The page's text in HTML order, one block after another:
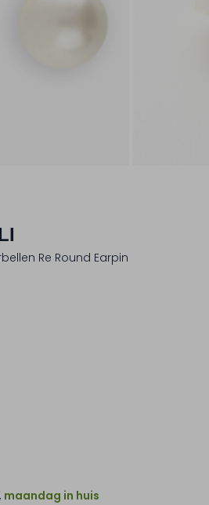
Re Round Earpin
maandag in huis